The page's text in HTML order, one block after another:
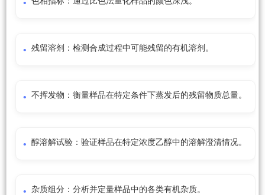
残留溶剂：检测合成过程中可能残留的有机溶剂。
不挥发物：衡量样品在特定条件下蒸发后的残留物质总量。
醇溶解试验：验证样品在特定浓度乙醇中的溶解澄清情况。
杂质组分：分析并定量样品中的各类有机杂质。